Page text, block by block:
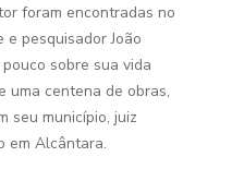
foram encontradas no
pesquisador João
sobre sua vida
uma centena de obras,
seu município, juiz
em Alcântara.